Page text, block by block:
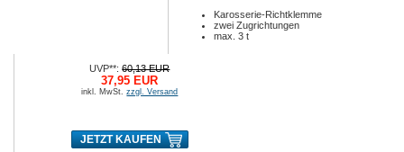
Karosserie-Richtklemme
zwei Zugrichtungen
max. 3 t
UVP**:60,13 EUR
37,95 EUR
inkl. MwSt.zzgl. Versand
JETZT KAUFEN